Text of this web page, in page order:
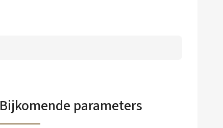
Bijkomende parameters